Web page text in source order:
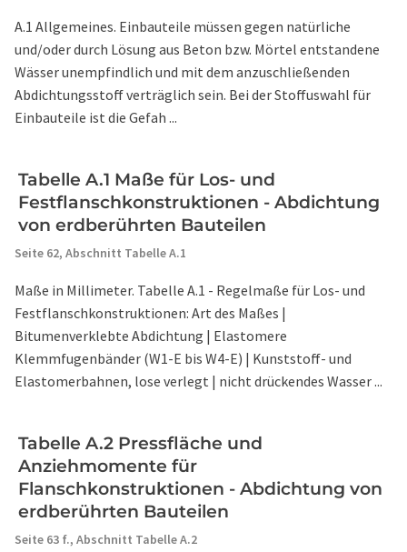
A.1 Allgemeines. Einbauteile müssen gegen natürliche
und/oder durch Lösung aus Beton bzw. Mörtel entstandene
Wässer unempfindlich und mit dem anzuschließenden
Abdichtungsstoff verträglich sein. Bei der Stoffuswahl für
Einbauteile ist die Gefah ...
Tabelle A.1 Maße für Los- und
Festflanschkonstruktionen - Abdichtung
von erdberührten Bauteilen
Seite 62, Abschnitt Tabelle A.1
Maße in Millimeter. Tabelle A.1 - Regelmaße für Los- und
Festflanschkonstruktionen: Art des Maßes |
Bitumenverklebte Abdichtung | Elastomere
Klemmfugenbänder (W1-E bis W4-E) | Kunststoff- und
Elastomerbahnen, lose verlegt | nicht drückendes Wasser ...
Tabelle A.2 Pressfläche und
Anziehmomente für
Flanschkonstruktionen - Abdichtung von
erdberührten Bauteilen
Seite 63 f., Abschnitt Tabelle A.2